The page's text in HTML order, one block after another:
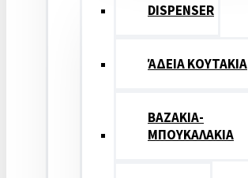
DISPENSER
ΆΔΕΙΑ ΚΟΥΤΑΚΙΑ
ΒΑΖΑΚΙΑ-
ΜΠΟΥΚΑΛΑΚΙΑ